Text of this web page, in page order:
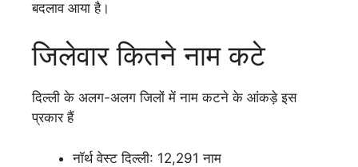
बदलाव आया है।
जिलेवार कितने नाम कटे
दिल्ली के अलग-अलग जिलों में नाम कटने के आंकड़े इस
प्रकार हैं
नॉर्थ वेस्ट दिल्ली: 12,291 नाम